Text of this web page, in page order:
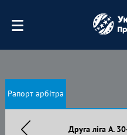
Рапорт арбітра
Друга ліга А.